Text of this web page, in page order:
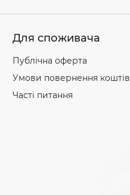
Для споживача
Публічна оферта
Умови повернення коштів
Часті питання